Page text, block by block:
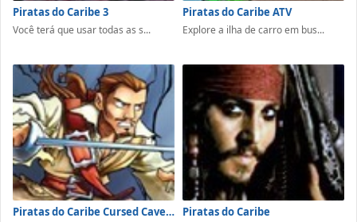
Piratas do Caribe 3
Você terá que usar todas as s...
Piratas do Caribe ATV
Explore a ilha de carro em bus...
Piratas do Caribe Cursed Cave Crusade Piratas do Caribe